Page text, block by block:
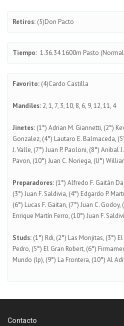
Retiros: (5)Don Pacto
Tiempo: 1.36.34 1600m Pasto
Favorito: (4)Cardo Castilla
Mandiles: 2, 1, 7, 3, 10, 8, 6, 9, 12, 11, 4
Jinetes: (1°) Adrian M. Giannetti, (2°)
Gonzalez, (4°) Lautaro E. Balmaceda,
J. Valle, (7°) Juan P. Paoloni, (8°) Anibal
Pavon, (10°) Juan C. Noriega, (U°)
Preparadores: (1°) Alfredo F. Gaitán
(3°) Juan F. Saldivia, (4°) Edgardo P.
(6°) Lucas F. Gaitan, (7°) Juan C.
Enrique Martín Ferro, (10°) Juan F.
Studs: (1°) Rdi, (2°) Las Monjitas, (3°)
Pedro, (5°) El Gran Robert, (6°)
Mundo (lp), (9°) La Frontera, (10°) Al
Contacto